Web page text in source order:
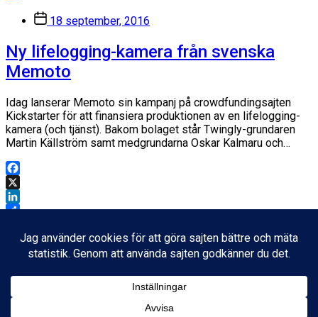
Inläggsdatum
18 september, 2016
Ny lifelogging-kamera från svenska
Memoto
Idag lanserar Memoto sin kampanj på crowdfundingsajten
Kickstarter för att finansiera produktionen av en lifelogging-
kamera (och tjänst). Bakom bolaget står Twingly-grundaren
Martin Källström samt medgrundarna Oskar Kalmaru och…
Facebook
X
LinkedIn
Inläggsdatum
23 oktober, 2012
© 2026